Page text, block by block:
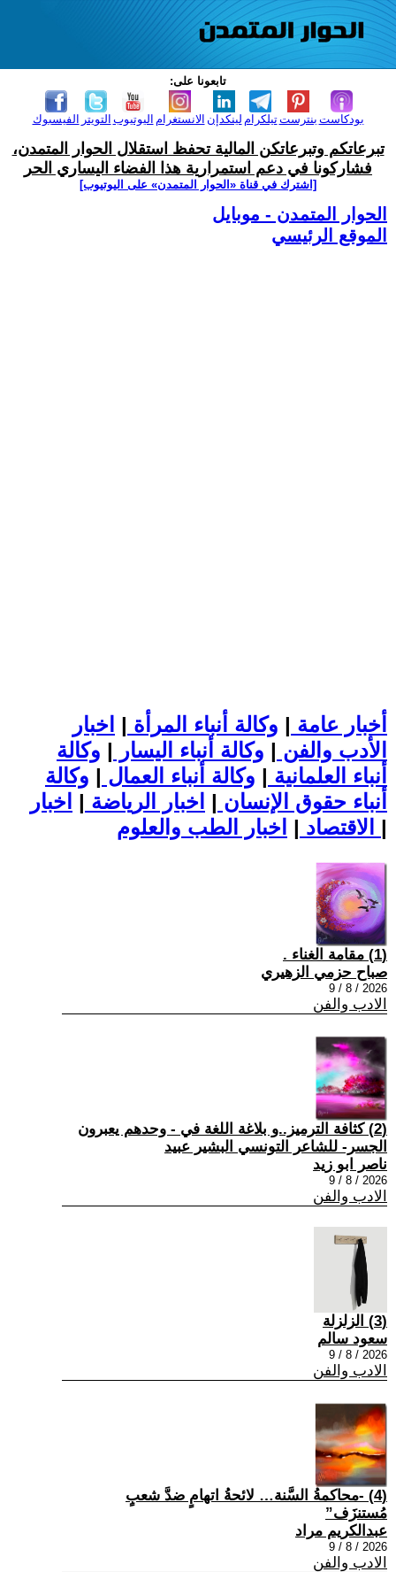
تابعونا على:
الفيسبوك التويتر اليوتيوب الانستغرام لينكدإن تيلكرامبنترست بودكاست
تبرعاتكم وتبرعاتكن المالية تحفظ استقلال الحوار المتمدن،
فشاركونا في دعم استمرارية هذا الفضاء اليساري الحر
[اشترك في قناة ‫«الحوار المتمدن» على اليوتيوب]
الحوار المتمدن - موبايل
الموقع الرئيسي
أخبار عامة | وكالة أنباء المرأة | اخبار
الأدب والفن | وكالة أنباء اليسار | وكالة
أنباء العلمانية | وكالة أنباء العمال | وكالة
أنباء حقوق الإنسان | اخبار الرياضة | اخبار
الاقتصاد | |
(1) مقامة الغناء .
صباح حزمي الزهيري
2026 / 8 / 9
الادب والفن
(2) كثافة الترميز..و بلاغة اللغة في - وحدهم يعبرون
الجسر- للشاعر التونسي البشير عبيد
ناصر ابو زيد
2026 / 8 / 9
الادب والفن
(3) الزلزلة
سعود سالم
2026 / 8 / 9
الادب والفن
(4) -محاكمةُ السَّنة… لائحةُ اتهامٍ ضدَّ شعبٍ
مُستنزَف”
عبدالكريم مراد
2026 / 8 / 9
الادب والفن